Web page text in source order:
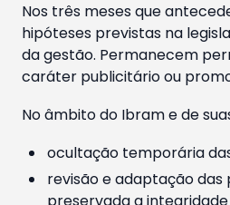
Nos três meses que
hipóteses previstas na
da gestão. Permanecem
caráter publicitário ou
No âmbito do Ibram e de
ocultação temporária
revisão e adaptação das